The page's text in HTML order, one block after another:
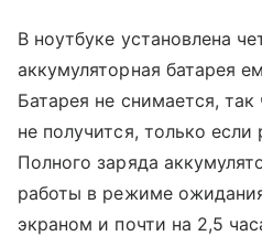
В ноутбуке установлена
аккумуляторная батарея
Батарея не снимается,
не получится, только если
Полного заряда
работы в режиме
экраном и почти на 2,5